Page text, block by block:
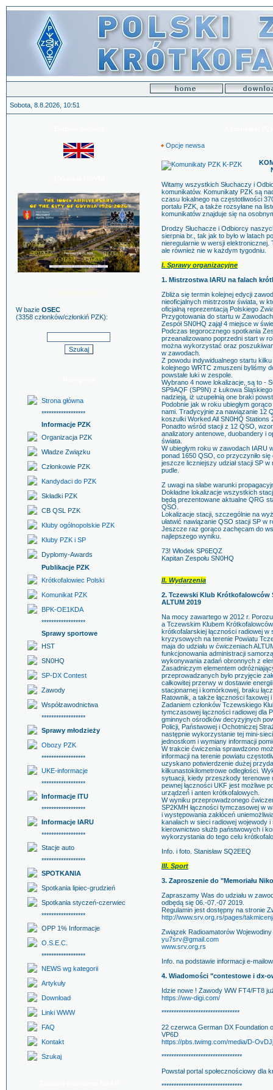
Sobota, 8.8.2026, 10:51
W bazie OSEC
(3358 członków/członkiń PZK):
Strona główna
******************
Informacje PZK
Organizacja PZK
Władze Związku
Członkowie PZK
Kandydaci do PZK
Składki PZK
CB QSL PZK
Kluby ogólnopolskie PZK
Kluby PZK i SP
Dyplomy-Awards
Publikacje PZK
Krótkofalowiec Polski
Komunikat PZK
BPK-OE1KDA
******************
Sprawy sportowe
HST
SN0HQ
SP-DX Contest
Zawody
Współzawodnictwa
******************
Sprawy młodzieży
Obozy PZK
******************
UKE-informacje
******************
Informacje ITU
******************
Informacje IARU
******************
Stacje auto
******************
SPOTKANIA
Spotkania lipiec-grudzień
Spotkania styczeń-czerwiec
******************
OPP 1% Informacje
O.S.E.C.
******************
NEWS wg kategorii
Artykuły
Download
Linki WWW
FAQ
Kontakt
Szukaj
Opcje newsa
Witamy wszystkich Słuchaczy i
komunikatów. Komunikaty PZK są
czasu lokalnego na częstotliwości
portalu PZK, a także rozsyłane na
komunikatów znajduje się na
Drodzy Słuchacze i Odbiorcy
sierpnia br., tak jak to było w latach
nieregularnie w wersji
ale również nie w każdym tygodniu.
I. Sprawy organizacyjne
1. Mistrzostwa IARU na falach
Zbliża się termin kolejnej edycji
nieoficjalnych mistrzostw świata, w
oficjalną reprezentacją Polskiego
Przygotowania do startu w
Zespół SN0HQ zajął 4 miejsce w
Podczas tegorocznego spotkania
przeanalizowano poprzedni start w
można wykorzystać oraz
w zawodach.
Z powodu indywidualnego startu
kolejnego WRTC zmuszeni byliśmy
powstałe luki w zespole.
Wybrano 4 nowe lokalizacje, są to -
SP9AQF (SP9N) z Łukowa
nadzieją, iż uzupełnią one braki
Podobnie jak w roku ubiegłym
nami. Tradycyjnie za nawiązanie 12
koszulki Worked All SN0HQ Stations
Ponadto wśród stacji z 12 QSO,
analizatory antenowe, duobandery i
świata.
W ubiegłym roku w zawodach IARU
ponad 1650 QSO, co przyczyniło
jeszcze liczniejszy udział stacji SP
pudle.
Z uwagi na słabe warunki
Dokładne lokalizacje wszystkich
będą prezentowane aktualne QRG
QSO.
Lokalizacje stacji, szczególnie na
ułatwić nawiązanie QSO stacji SP w
Jeszcze raz gorąco zachęcam do
najlepszego wyniku.
73! Włodek SP6EQZ
Kapitan Zespołu SN0HQ
II. Wydarzenia
2. Tczewski Klub Krótkofalowców
ALTUM 2019
Na mocy zawartego w 2012 r.
a Tczewskim Klubem
krótkofalarskiej łączności radiowej
kryzysowych na terenie Powiatu
maja do udziału w ćwiczeniach
funkcjonowania administracji
wykonywania zadań obronnych z
Zasadniczym elementem
przeprowadzanych było przyjęcie
całkowitej przerwy w dostawie
stacjonarnej i komórkowej, braku
Ratownik, a także łączności faxowej
Zadaniem członków Tczewskiego
tymczasowej łączności radiowej dla
gminnych ośrodków decyzyjnych
Policji, Państwowej i Ochotniczej
następnie wykorzystanie tej mini-
jednostkom i wymiany informacji
W trakcie ćwiczenia sprawdzono
informacji na terenie powiatu
uzyskano potwierdzenie dużej
kilkunastokilometrowe odległości.
sytuacji, kiedy przeszkody terenowe
pewnej łączności UKF jest możliwe
urządzeń i anten krótkofalowych.
W wyniku przeprowadzonego
SP2KMH łączności tymczasowej w
i występowania zakłóceń
kanałach w sieci radiowej wojewody
kierownictwo służb państwowych i
wykorzystania do tego celu
Info. i foto. Stanisław SQ2EEQ
III. Sport
3. Zaproszenie do "Memoriału
Zapraszamy Was do udziału w
odbędą się 06.-07.-07 2019.
Regulamin jest dostępny na stronie
http://www.srv.org.rs/pages/
Związek Radioamatorów Wojewodiny
yu7srv@gmail.com
www.srv.org.rs
Info. na podstawie informacji e-
4. Wiadomości "contestowe i dx-
Idzie nowe ! Zawody WW FT4/FT8
https://ww-digi.com/
********************************
22 czerwca German DX Foundation
VP6D
https://pbs.twimg.com/media/D-
*********************************
Powstał portal społecznościowy dla
*********************************